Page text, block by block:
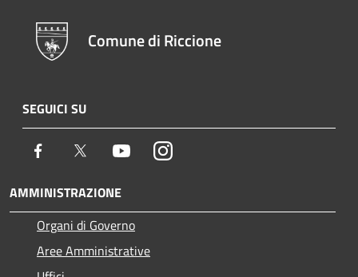
Comune di Riccione
SEGUICI SU
Facebook Twitter YoutubeInstagram
AMMINISTRAZIONE
Organi di Governo
Aree Amministrative